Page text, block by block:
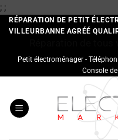
; ;Passer
au
contenu
RÉPARATION DE PETIT
VILLEURBANNE AGRÉÉ
Petit électroménager -
Console